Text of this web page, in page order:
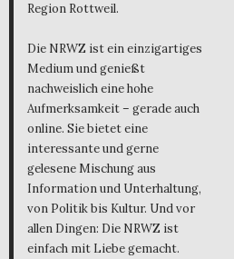
Region Rottweil.
Die NRWZ ist ein einzigartiges
Medium und genießt
nachweislich eine hohe
Aufmerksamkeit – gerade auch
online. Sie bietet eine
interessante und gerne
gelesene Mischung aus
Information und Unterhaltung,
von Politik bis Kultur. Und vor
allen Dingen: Die NRWZ ist
einfach mit Liebe gemacht.